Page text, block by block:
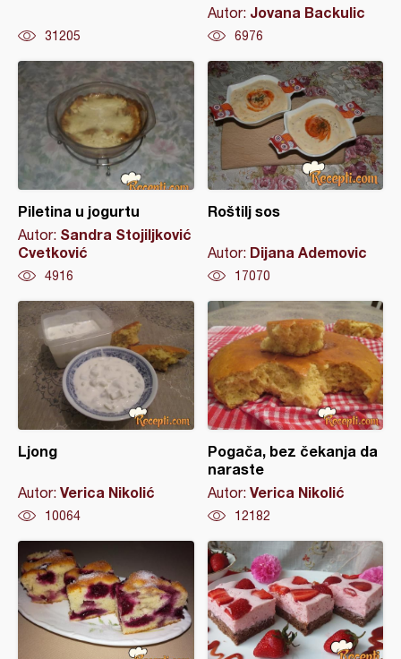
31205
Autor: Jovana Backulic
6976
Piletina u jogurtu
Autor: Sandra Stojiljković
Cvetković
4916
Roštilj sos
Autor: Dijana Ademovic
17070
Ljong
Autor: Verica Nikolić
10064
Pogača, bez čekanja da
naraste
Autor: Verica Nikolić
12182